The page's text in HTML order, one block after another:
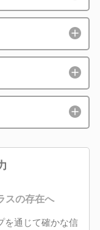
スの存在へ
を通じて確かな信